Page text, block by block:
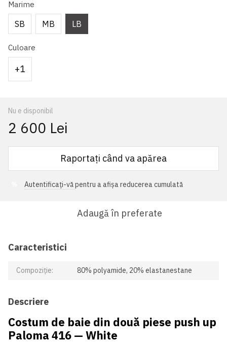
Marime
SB MB LB
Culoare
+1
Nu e disponibil
2 600 Lei
Raportați când va apărea
Autentificați-vă pentru a afișa reducerea cumulată
Adaugă în preferate
Caracteristici
Compoziție: 80% polyamide, 20% elastanestane
Descriere
Costum de baie din două piese push up
Paloma 416 — White